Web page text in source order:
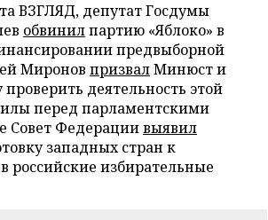
ВЗГЛЯД, депутат Госдумы
обвинилпартию «Яблоко» в
предвыборной
Миронов призвалМинюст и
деятельность этой
перед парламентскими
Совет Федерациивыявил
западных стран к
российские избирательные